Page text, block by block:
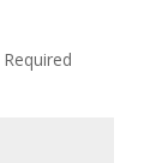
Required